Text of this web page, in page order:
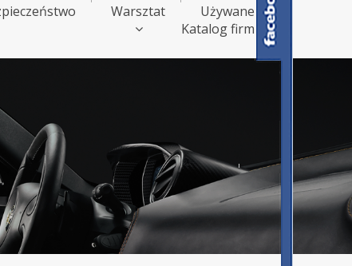
Warsztat
Używane
Katalog firm